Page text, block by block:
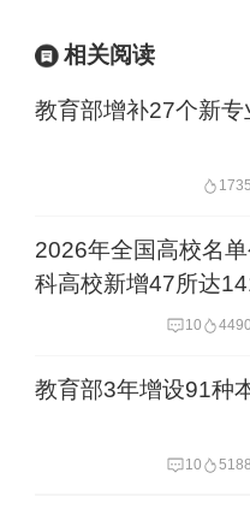
《通知》提出了
容包括：严禁出
裂国家、歪曲历
行，或通过网络
错误观点；严
试，加重学生学
学生作息，挤占
课；严禁学校制
公序良俗的校规
相关阅读
教育部增补27个新专
2026年全国高校名
科高校新增47所达
10
教育部3年增设91种
10